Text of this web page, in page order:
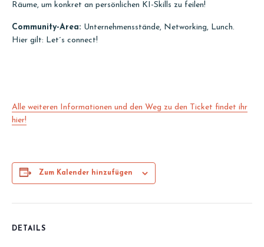
Räume, um konkret an persönlichen KI-Skills zu feilen!
Community-Area: Unternehmensstände, Networking, Lunch.
Hier gilt: Let´s connect!
Alle weiteren Informationen und den Weg zu den Ticket findet ihr
hier!
Zum Kalender hinzufügen
DETAILS